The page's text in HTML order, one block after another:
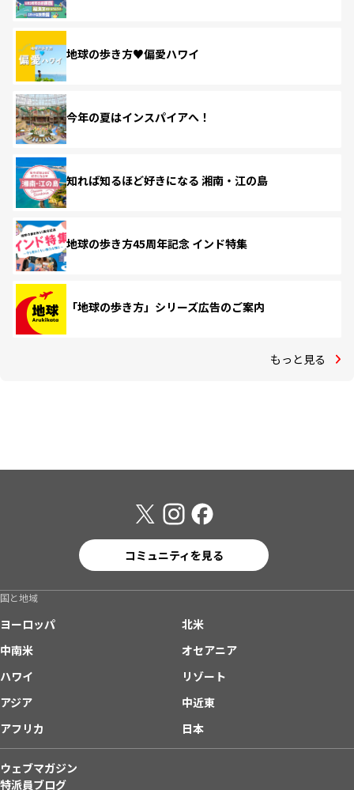
地球の歩き方♥偏愛ハワイ
今年の夏はインスパイアへ！
知れば知るほど好きになる 湘南・江の島
地球の歩き方45周年記念 インド特集
「地球の歩き方」シリーズ広告のご案内
もっと見る
コミュニティを見る
国と地域
ヨーロッパ
北米
中南米
オセアニア
ハワイ
リゾート
アジア
中近東
アフリカ
日本
ウェブマガジン
特派員ブログ